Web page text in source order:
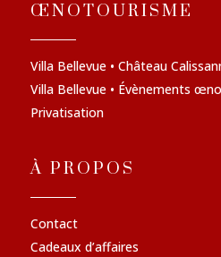
ŒNOTOURISME
Villa Bellevue • Château
Villa Bellevue • Évènements
Privatisation
À PROPOS
Contact
Cadeaux d’affaires